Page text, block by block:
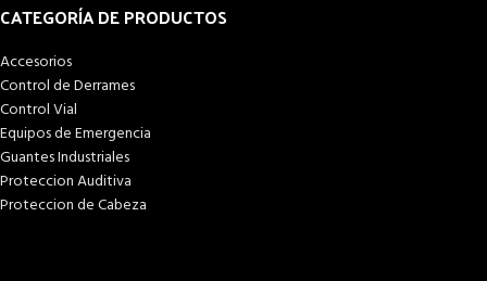
CATEGORÍA DE PRODUCTOS
Accesorios
Control de Derrames
Control Vial
Equipos de Emergencia
Guantes Industriales
Proteccion Auditiva
Proteccion de Cabeza